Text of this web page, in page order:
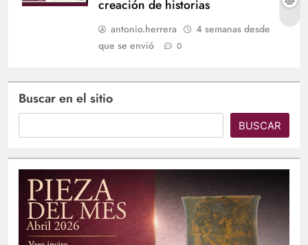
creación de historias
antonio.herrera
4 semanas desde
que se envió
0
Buscar en el sitio
BUSCAR